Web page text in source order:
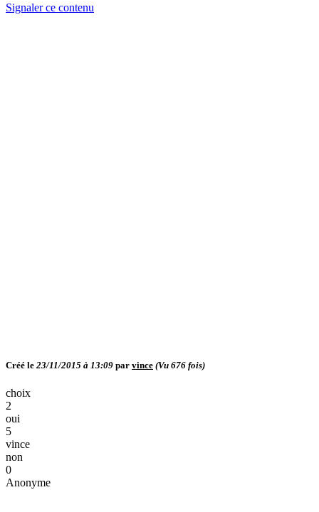
Signaler ce contenu
Créé le 23/11/2015 à 13:09 par vince (Vu 676 fois)
choix
2
oui
5
vince
non
0
Anonyme